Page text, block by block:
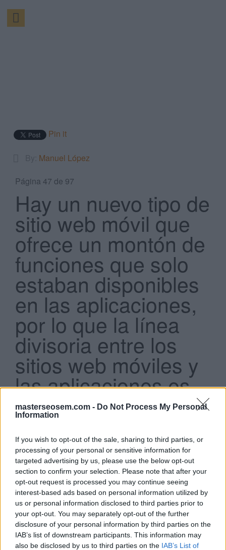
masterseosem.com - Do Not Process My Personal
Information
If you wish to opt-out of the sale, sharing to third parties, or
processing of your personal or sensitive information for
targeted advertising by us, please use the below opt-out
section to confirm your selection. Please note that after your
opt-out request is processed you may continue seeing
interest-based ads based on personal information utilized by
us or personal information disclosed to third parties prior to
your opt-out. You may separately opt-out of the further
disclosure of your personal information by third parties on the
IAB’s list of downstream participants. This information may
also be disclosed by us to third parties on the IAB’s List of
Search
Pin it
Manuel López
Página 47 de 97
Hay un nuevo tipo de
sitio web móvil que
ofrece un montón de
funciones que solo
estaban disponibles
en las aplicaciones,
por lo que la línea
divisoria entre los
sitios web móviles y
las aplicaciones es
cada vez más difusa.
¿Qué nombre
reciben estos sitios
web?
Enhanced Mobile Sites
Progressive Sites
Progressive Web Apps
Mobile Site Apps
Click aquí para ver la respuesta